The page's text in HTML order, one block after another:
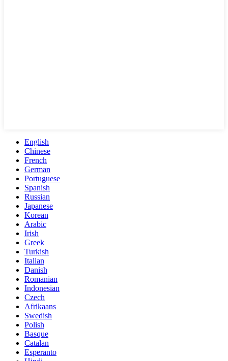
English
Chinese
French
German
Portuguese
Spanish
Russian
Japanese
Korean
Arabic
Irish
Greek
Turkish
Italian
Danish
Romanian
Indonesian
Czech
Afrikaans
Swedish
Polish
Basque
Catalan
Esperanto